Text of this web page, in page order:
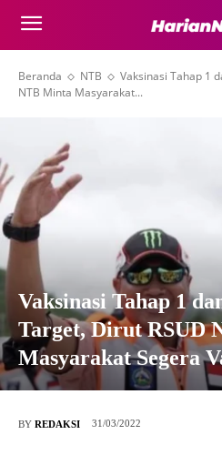
Beranda NTB
Vaksinasi Tahap 1
NTB Minta Masyarakat...
Vaksinasi Tahap 1
Target, Dirut RSUD
Masyarakat Segera
BY REDAKSI 31/03/2022